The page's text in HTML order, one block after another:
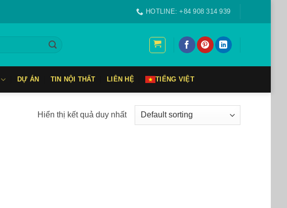
HOTLINE: +84 908 314 939
DỰ ÁN TIN NỘI THẤT LIÊN HỆ TIẾNG VIỆT
Hiển thị kết quả duy nhất